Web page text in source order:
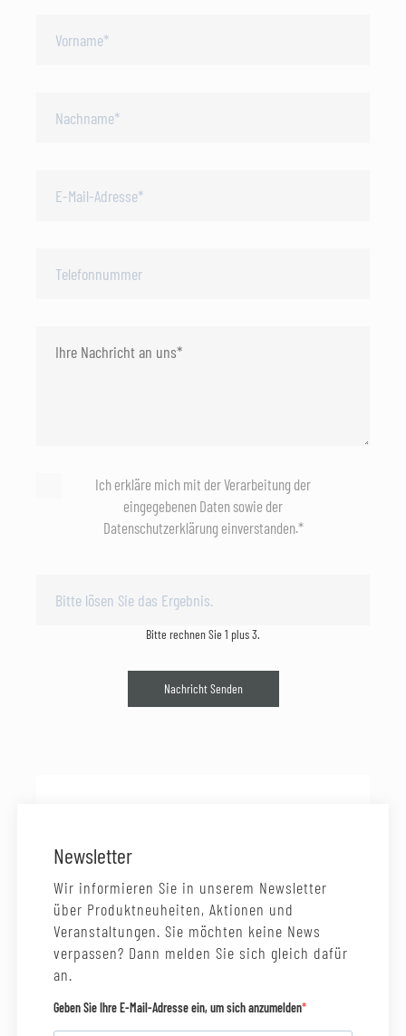
Ich erkläre mich mit der Verarbeitung der
eingegebenen Daten sowie der
Datenschutzerklärung einverstanden.*
Bitte rechnen Sie 1 plus 3.
Nachricht Senden
Newsletter
Wir informieren Sie in unserem Newsletter
über Produktneuheiten, Aktionen und
Veranstaltungen. Sie möchten keine News
verpassen? Dann melden Sie sich gleich dafür
an.
Geben Sie Ihre E-Mail-Adresse ein, um sich anzumelden